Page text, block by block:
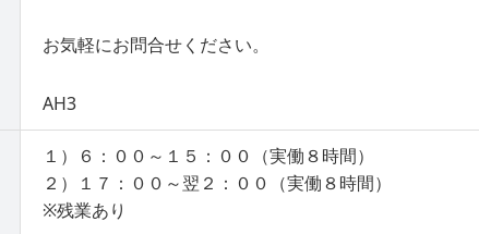
お気軽にお問合せください。
AH3
１）６：００～１５：００（実働８時間）
２）１７：００～翌２：００（実働８時間）
※残業あり